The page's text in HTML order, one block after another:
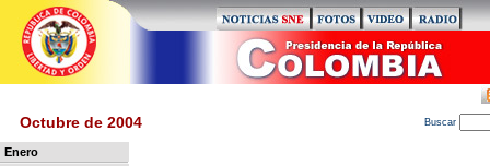
Octubre de 2004 Buscar
Enero